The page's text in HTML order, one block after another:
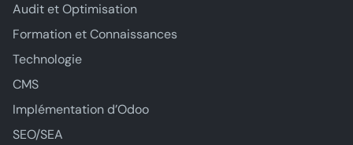
Audit et Optimisation
Formation et Connaissances
Technologie
CMS
Implémentation d’Odoo
SEO/SEA